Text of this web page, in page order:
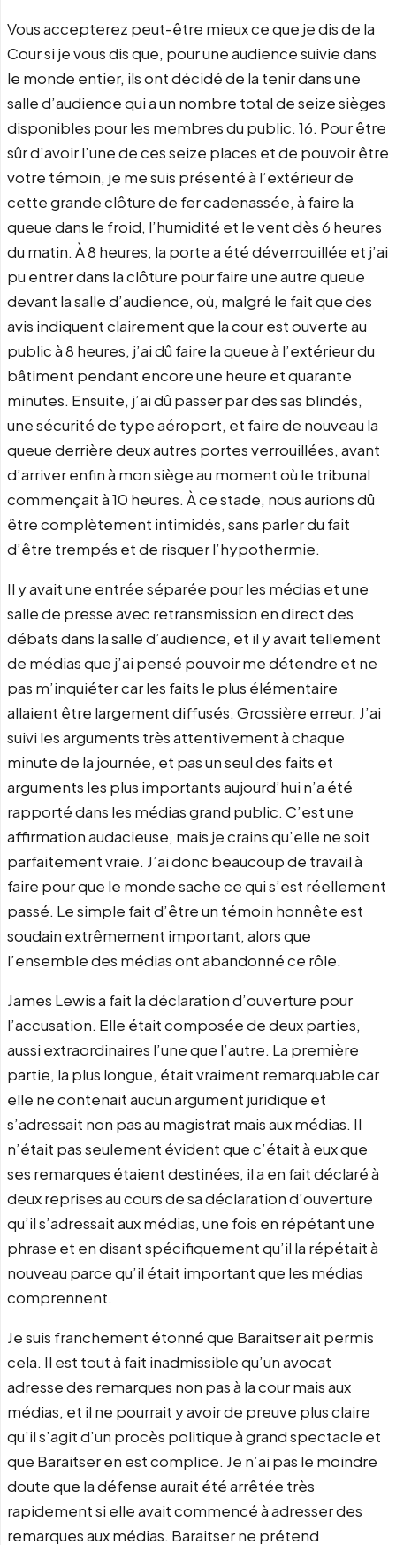
Vous accepterez peut-être mieux ce que je dis de la
Cour si je vous dis que, pour une audience suivie dans
le monde entier, ils ont décidé de la tenir dans une
salle d’audience qui a un nombre total de seize sièges
disponibles pour les membres du public. 16. Pour être
sûr d’avoir l’une de ces seize places et de pouvoir être
votre témoin, je me suis présenté à l’extérieur de
cette grande clôture de fer cadenassée, à faire la
queue dans le froid, l’humidité et le vent dès 6 heures
du matin. À 8 heures, la porte a été déverrouillée et j’ai
pu entrer dans la clôture pour faire une autre queue
devant la salle d’audience, où, malgré le fait que des
avis indiquent clairement que la cour est ouverte au
public à 8 heures, j’ai dû faire la queue à l’extérieur du
bâtiment pendant encore une heure et quarante
minutes. Ensuite, j’ai dû passer par des sas blindés,
une sécurité de type aéroport, et faire de nouveau la
queue derrière deux autres portes verrouillées, avant
d’arriver enfin à mon siège au moment où le tribunal
commençait à 10 heures. À ce stade, nous aurions dû
être complètement intimidés, sans parler du fait
d’être trempés et de risquer l’hypothermie.
Il y avait une entrée séparée pour les médias et une
salle de presse avec retransmission en direct des
débats dans la salle d’audience, et il y avait tellement
de médias que j’ai pensé pouvoir me détendre et ne
pas m’inquiéter car les faits le plus élémentaire
allaient être largement diffusés. Grossière erreur. J’ai
suivi les arguments très attentivement à chaque
minute de la journée, et pas un seul des faits et
arguments les plus importants aujourd’hui n’a été
rapporté dans les médias grand public. C’est une
affirmation audacieuse, mais je crains qu’elle ne soit
parfaitement vraie. J’ai donc beaucoup de travail à
faire pour que le monde sache ce qui s’est réellement
passé. Le simple fait d’être un témoin honnête est
soudain extrêmement important, alors que
l’ensemble des médias ont abandonné ce rôle.
James Lewis a fait la déclaration d’ouverture pour
l’accusation. Elle était composée de deux parties,
aussi extraordinaires l’une que l’autre. La première
partie, la plus longue, était vraiment remarquable car
elle ne contenait aucun argument juridique et
s’adressait non pas au magistrat mais aux médias. Il
n’était pas seulement évident que c’était à eux que
ses remarques étaient destinées, il a en fait déclaré à
deux reprises au cours de sa déclaration d’ouverture
qu’il s’adressait aux médias, une fois en répétant une
phrase et en disant spécifiquement qu’il la répétait à
nouveau parce qu’il était important que les médias
comprennent.
Je suis franchement étonné que Baraitser ait permis
cela. Il est tout à fait inadmissible qu’un avocat
adresse des remarques non pas à la cour mais aux
médias, et il ne pourrait y avoir de preuve plus claire
qu’il s’agit d’un procès politique à grand spectacle et
que Baraitser en est complice. Je n’ai pas le moindre
doute que la défense aurait été arrêtée très
rapidement si elle avait commencé à adresser des
remarques aux médias. Baraitser ne prétend